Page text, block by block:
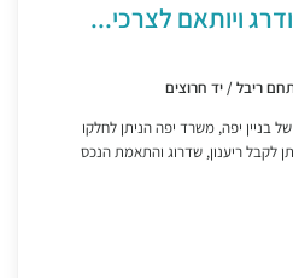
בניין יפה, משרד יפה הניתן לחלקו
/ 200 /300 מ"ר, ניתן לקבל ריענון, שדרוג והתאמת הנכס